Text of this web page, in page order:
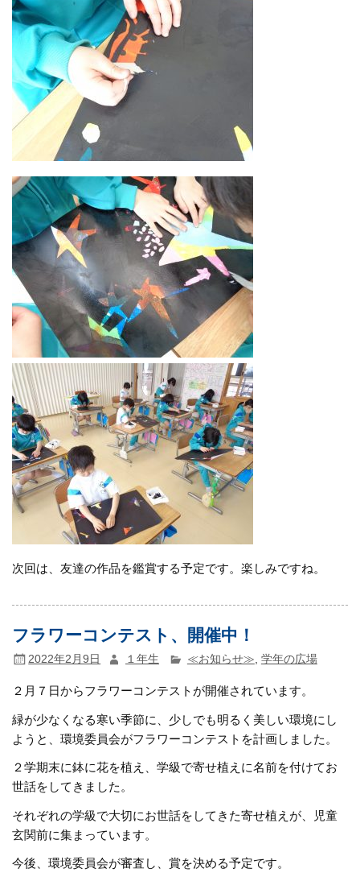
次回は、友達の作品を鑑賞する予定です。楽しみですね。
フラワーコンテスト、開催中！
2022年2月9日 １年生 ≪お知らせ≫ 学年の広場
２月７日からフラワーコンテストが開催されています。
緑が少なくなる寒い季節に、少しでも明るく美しい環境にし
ようと、環境委員会がフラワーコンテストを計画しました。
２学期末に鉢に花を植え、学級で寄せ植えに名前を付けてお
世話をしてきました。
それぞれの学級で大切にお世話をしてきた寄せ植えが、児童
玄関前に集まっています。
今後、環境委員会が審査し、賞を決める予定です。